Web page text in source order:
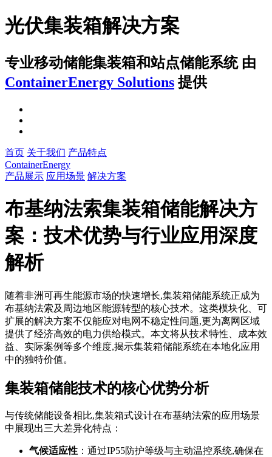
光伏集装箱解决方案
专业移动储能集装箱和站点储能系统 由
ContainerEnergy Solutions 提供
首页 关于我们 产品特点
ContainerEnergy
产品展示 应用场景 解决方案
布基纳法索集装箱储能解决方
案：技术优势与行业应用深度
解析
随着非洲可再生能源市场的快速增长,集装箱储能系统正成为
布基纳法索及周边地区能源转型的核心技术。这类模块化、可
扩展的解决方案不仅能应对电网不稳定性问题,更为离网区域
提供了经济高效的电力供给模式。本文将从技术特性、成本效
益、实际案例等多个维度,揭示集装箱储能系统在本地化应用
中的独特价值。
集装箱储能技术的核心优势分析
与传统储能设备相比,集装箱式设计在布基纳法索的应用场景
中展现出三大差异化特点：
气候适应性 ：通过IP55防护等级与主动温控系统,确保在